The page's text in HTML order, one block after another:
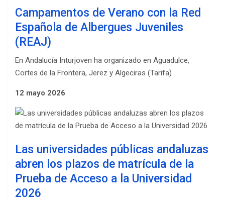
Campamentos de Verano con la Red
Española de Albergues Juveniles
(REAJ)
En Andalucía Inturjoven ha organizado en Aguadulce,
Cortes de la Frontera, Jerez y Algeciras (Tarifa)
12 mayo 2026
Las universidades públicas andaluzas
abren los plazos de matrícula de la
Prueba de Acceso a la Universidad
2026